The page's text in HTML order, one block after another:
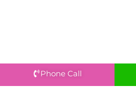
Phone Call